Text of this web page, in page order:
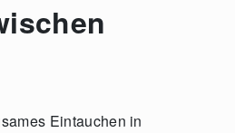
Eintauchen in